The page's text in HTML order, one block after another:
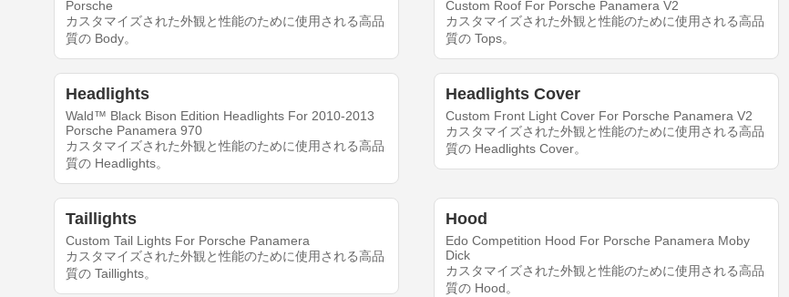
Porsche
カスタマイズされた外観と性能のために使用される高品
質の Body。
Custom Roof For Porsche Panamera V2
カスタマイズされた外観と性能のために使用される高品
質の Tops。
Headlights
Wald™ Black Bison Edition Headlights For 2010-2013
Porsche Panamera 970
カスタマイズされた外観と性能のために使用される高品
質の Headlights。
Headlights Cover
Custom Front Light Cover For Porsche Panamera V2
カスタマイズされた外観と性能のために使用される高品
質の Headlights Cover。
Taillights
Custom Tail Lights For Porsche Panamera
カスタマイズされた外観と性能のために使用される高品
質の Taillights。
Hood
Edo Competition Hood For Porsche Panamera Moby
Dick
カスタマイズされた外観と性能のために使用される高品
質の Hood。